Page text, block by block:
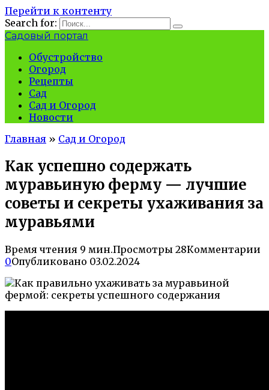
Перейти к контенту
Search for:
Садовый портал
Обустройство
Огород
Рецепты
Сад
Сад и Огород
Новости
Главная » Сад и Огород
Как успешно содержать
муравьиную ферму — лучшие
советы и секреты ухаживания за
муравьями
Время чтения 9 мин.Просмотры 28Комментарии
0Опубликовано 03.02.2024